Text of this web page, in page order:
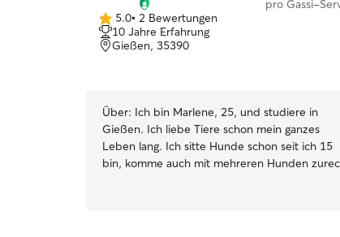
pro Gassi-
5.0
von
5
5.0• 2 Bewertungen
10 Jahre Erfahrung
Gießen, 35390
Über: Ich bin Marlene, 25, und studiere in
Gießen. Ich liebe Tiere schon mein ganzes
Leben lang. Ich sitte Hunde schon seit ich 15
bin, komme auch mit mehreren Hunden